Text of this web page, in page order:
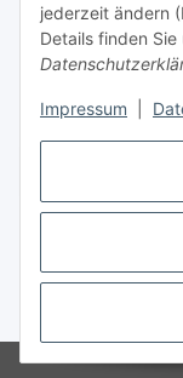
jederzeit ändern
Details finden Sie
Impressum
* Alle Preise inkl.